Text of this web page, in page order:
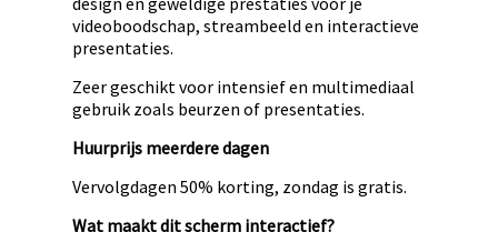
videoboodschap, streambeeld en interactieve
presentaties.
Zeer geschikt voor intensief en multimediaal
gebruik zoals beurzen of presentaties.
Huurprijs meerdere dagen
Vervolgdagen 50% korting, zondag is gratis.
Wat maakt dit scherm interactief?